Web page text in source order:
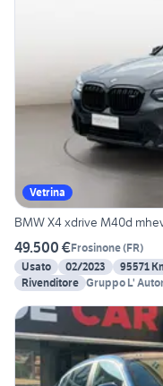
Vetrina
BMW X4 xdrive M40d
49.500 €Frosinone(FR)
Usato
02/2023 95571
Rivenditore Gruppo L'